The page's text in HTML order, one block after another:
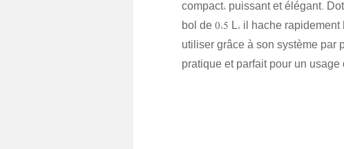
compact, puissant et élégant.
bol de 0,5 L, il hache
utiliser grâce à son système par
pratique et parfait pour un